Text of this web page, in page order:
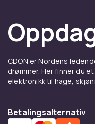
CDON er Nordens
drømmer. Her finner du
elektronikk til hage,
Betalingsalternativ